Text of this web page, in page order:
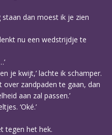
staan dan moest ik je zien
nu een wedstrijdje te
je kwijt,’ lachte ik schamper.
over zandpaden te gaan, dan
aan zal passen.’
‘Oké.’
tegen het hek.